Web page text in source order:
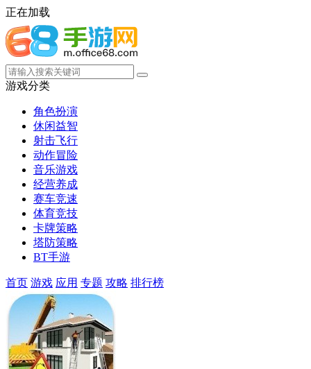
正在加载
游戏分类
角色扮演
休闲益智
射击飞行
动作冒险
音乐游戏
经营养成
赛车竞速
体育竞技
卡牌策略
塔防策略
BT手游
首页 游戏 应用 专题 攻略 排行榜